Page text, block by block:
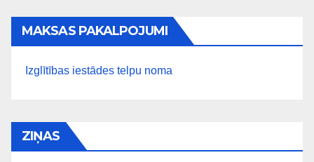
MAKSAS PAKALPOJUMI
Izglītības iestādes telpu noma
ZIŅAS